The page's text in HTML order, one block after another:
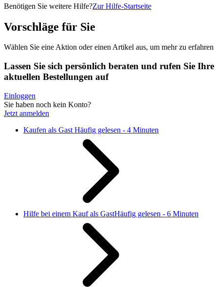
Benötigen Sie weitere Hilfe?Zur Hilfe-Startseite
Vorschläge für Sie
Wählen Sie eine Aktion oder einen Artikel aus, um mehr zu erfahren
Lassen Sie sich persönlich beraten und rufen Sie Ihre
aktuellen Bestellungen auf
Einloggen
Sie haben noch kein Konto?
Jetzt anmelden
Kaufen als Gast Häufig gelesen - 4 Minuten
Hilfe bei einem Kauf als GastHäufig gelesen - 6 Minuten